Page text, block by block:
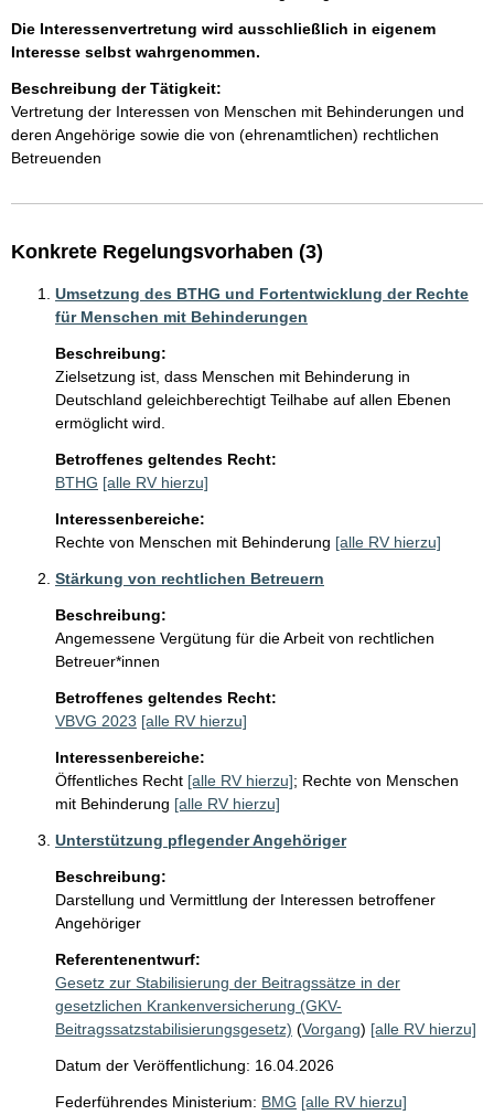
Die Interessenvertretung wird ausschließlich in eigenem
Interesse selbst wahrgenommen.
Beschreibung der Tätigkeit:
Vertretung der Interessen von Menschen mit Behinderungen und
deren Angehörige sowie die von (ehrenamtlichen) rechtlichen
Betreuenden
Konkrete Regelungsvorhaben (3)
Umsetzung des BTHG und Fortentwicklung der Rechte
für Menschen mit Behinderungen
Beschreibung:
Zielsetzung ist, dass Menschen mit Behinderung in
Deutschland geleichberechtigt Teilhabe auf allen Ebenen
ermöglicht wird.
Betroffenes geltendes Recht:
BTHG [alle RV hierzu]
Interessenbereiche:
Rechte von Menschen mit Behinderung [alle RV hierzu]
Stärkung von rechtlichen Betreuern
Beschreibung:
Angemessene Vergütung für die Arbeit von rechtlichen
Betreuer*innen
Betroffenes geltendes Recht:
VBVG 2023 [alle RV hierzu]
Interessenbereiche:
Öffentliches Recht [alle RV hierzu]; Rechte von Menschen
mit Behinderung [alle RV hierzu]
Unterstützung pflegender Angehöriger
Beschreibung:
Darstellung und Vermittlung der Interessen betroffener
Angehöriger
Referentenentwurf:
Gesetz zur Stabilisierung der Beitragssätze in der
gesetzlichen Krankenversicherung (GKV-
Beitragssatzstabilisierungsgesetz) (Vorgang) [alle RV hierzu]
Datum der Veröffentlichung: 16.04.2026
Federführendes Ministerium: BMG [alle RV hierzu]